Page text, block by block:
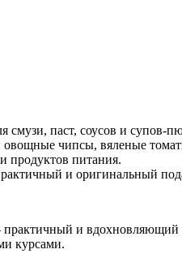
паст, соусов и супов-
чипсы, вяленые
продуктов питания.
и оригинальный
практичный и вдохновляющий
курсами.